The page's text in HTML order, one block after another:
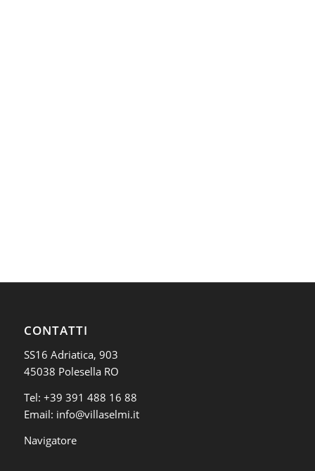
CONTATTI
SS16 Adriatica, 903
45038 Polesella RO
Tel: +39 391 488 16 88
Email: info@villaselmi.it
Navigatore